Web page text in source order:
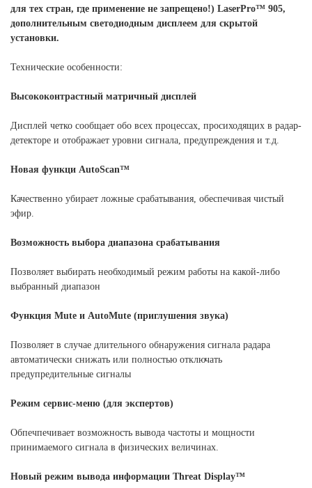
для тех стран, где применение не запрещено!) LaserPro™ 905,
дополнительным светодиодным дисплеем для скрытой
установки.
Технические особенности:
Высококонтрастный матричный дисплей
Дисплей четко сообщает обо всех процессах, просиходящих в радар-
детекторе и отображает уровни сигнала, предупреждения и т.д.
Новая функци AutoScan™
Качественно убирает ложные срабатывания, обеспечивая чистый
эфир.
Возможность выбора диапазона срабатывания
Позволяет выбирать необходимый режим работы на какой-либо
выбранный диапазон
Функция Mute и AutoMute (приглушения звука)
Позволяет в случае длительного обнаружения сигнала радара
автоматически снижать или полностью отключать
предупредительные сигналы
Режим сервис-меню (для экспертов)
Обпечпечивает возможность вывода частоты и мощности
принимаемого сигнала в физических величинах.
Новый режим вывода информации Threat Display™